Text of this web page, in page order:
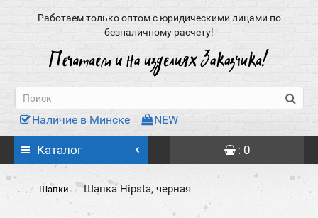
Работаем только оптом с юридическими лицами по
безналичному расчету!
Наличие в Минске NEW
Каталог : 0
... Шапки Шапка Hipsta, черная